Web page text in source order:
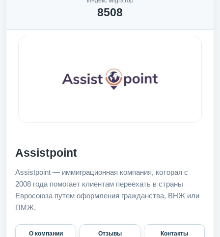
8508
Assistpoint
Assistpoint — иммиграционная компания, которая с
2008 года помогает клиентам переехать в страны
Евросоюза путем оформления гражданства, ВНЖ или
ПМЖ.
О компании Отзывы Контакты